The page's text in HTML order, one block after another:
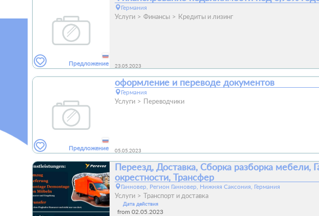
Предложение
Германия
Услуги Финансы Кредиты и лизинг
23.05.2023
Предложение
оформление и переводе документов
Германия
Услуги Переводчики
05.05.2023
Переезд, Доставка, Сборка разборка мебели,
окрестности, Трансфер
Ганновер, Регион Ганновер, Нижняя Саксония, Германия
Услуги Транспорт и доставка
Дата действия
from 02.05.2023